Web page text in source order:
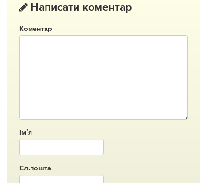
Написати коментар
Коментар
Ім’я
Ел.пошта